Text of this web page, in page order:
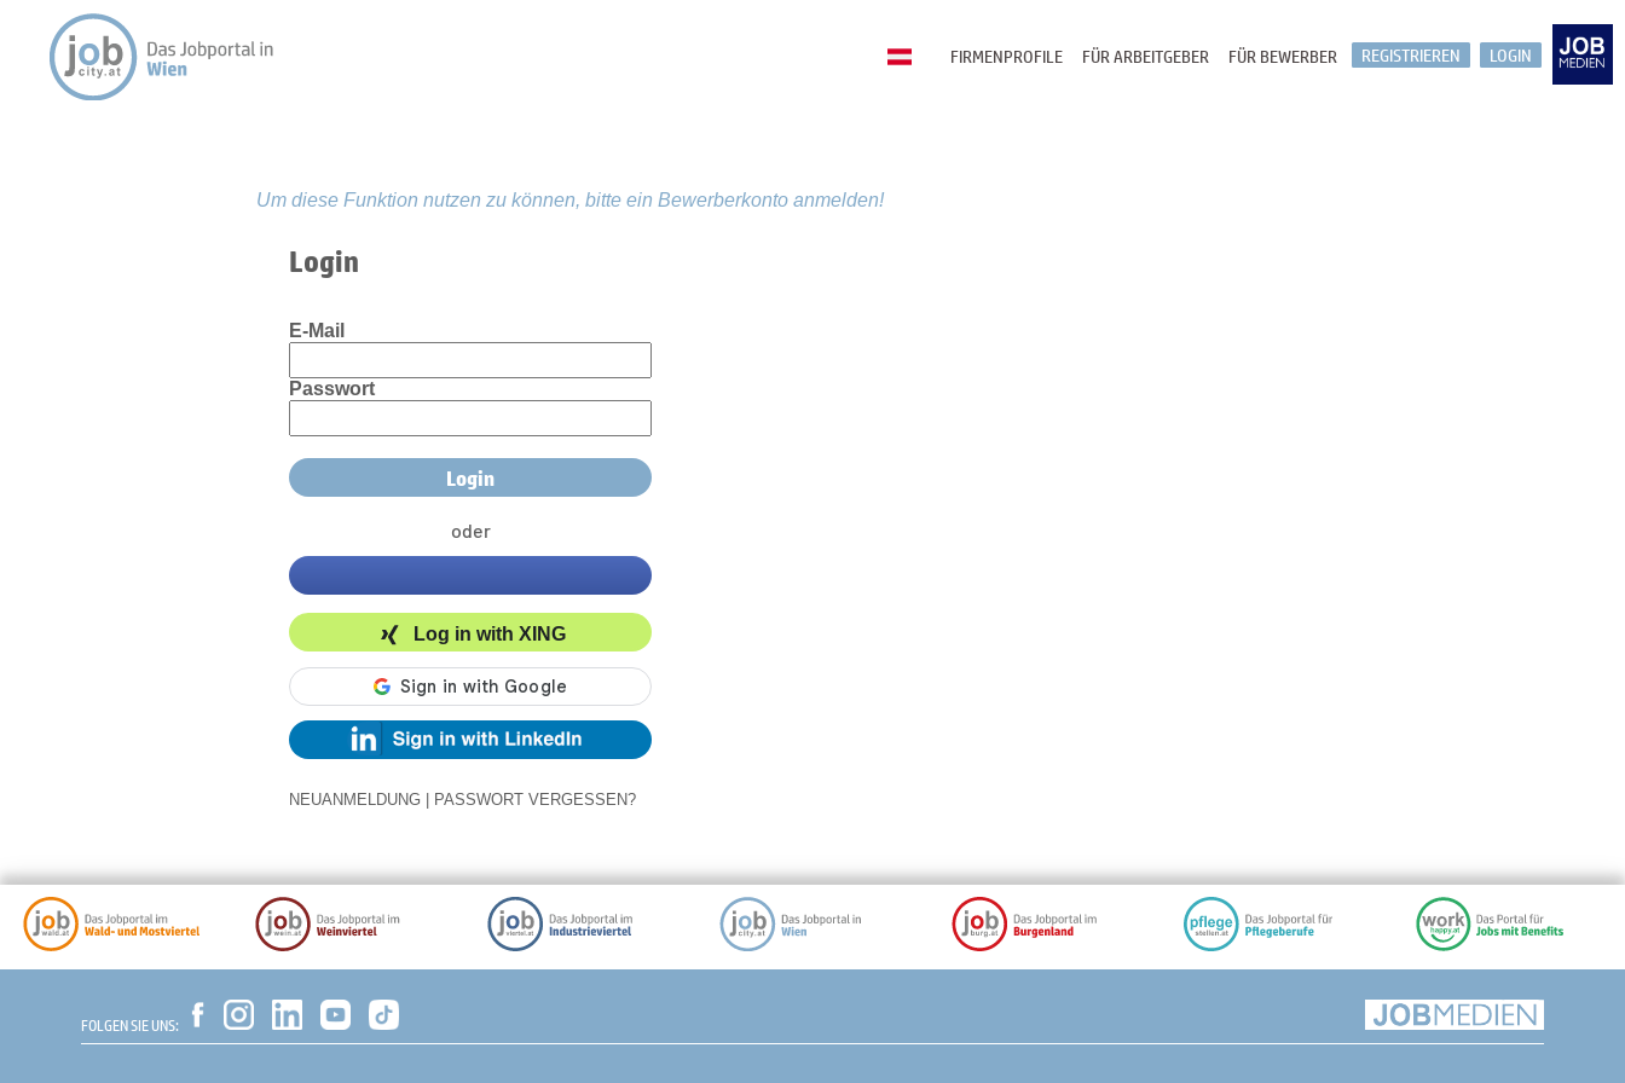
LOGIN
REGISTRIEREN
FÜR BEWERBER
FÜR ARBEITGEBER
FIRMENPROFILE
Um diese Funktion nutzen zu können, bitte ein Bewerberkonto anmelden!
Login
E-Mail
Passwort
oder
Log in with XING
NEUANMELDUNG PASSWORT VERGESSEN?
FOLGEN SIE UNS: